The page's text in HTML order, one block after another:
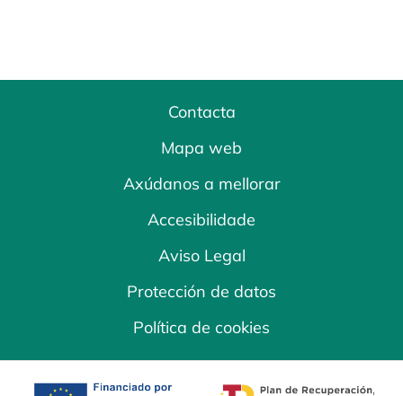
Contacta
Mapa web
Axúdanos a mellorar
Accesibilidade
Aviso Legal
Protección de datos
Política de cookies